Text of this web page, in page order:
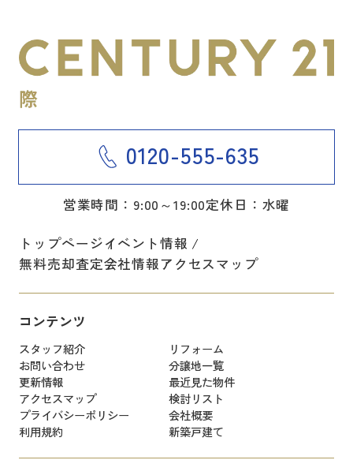
0120-555-635
営業時間：9:00～19:00定休日：水曜
トップページイベント情報
無料売却査定会社情報アクセスマップ
コンテンツ
スタッフ紹介
リフォーム
お問い合わせ
分譲地一覧
更新情報
最近見た物件
アクセスマップ
検討リスト
プライバシーポリシー
会社概要
利用規約
新築戸建て